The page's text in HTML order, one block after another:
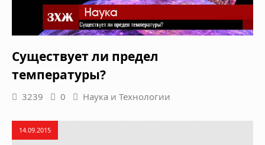
Существует ли предел
температуры?
3239 0 Наука и Технологии
14.09.2015